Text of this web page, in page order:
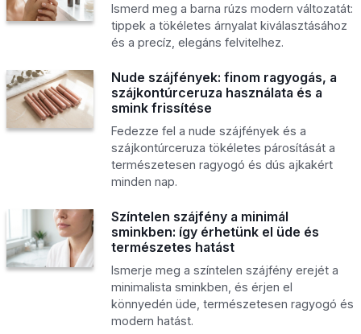
Ismerd meg a barna rúzs modern változatát:
tippek a tökéletes árnyalat kiválasztásához
és a precíz, elegáns felvitelhez.
Nude szájfények: finom ragyogás, a
szájkontúrceruza használata és a
smink frissítése
Fedezze fel a nude szájfények és a
szájkontúrceruza tökéletes párosítását a
természetesen ragyogó és dús ajkakért
minden nap.
Színtelen szájfény a minimál
sminkben: így érhetünk el üde és
természetes hatást
Ismerje meg a színtelen szájfény erejét a
minimalista sminkben, és érjen el
könnyedén üde, természetesen ragyogó és
modern hatást.